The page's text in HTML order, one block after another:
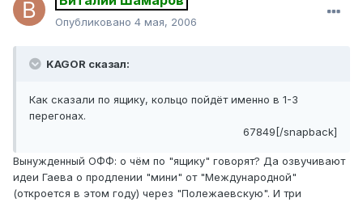
Опубликовано 4 мая, 2006
KAGOR сказал:
Как сказали по ящику, кольцо пойдёт именно в 1-3
перегонах.
67849[/snapback]
Вынужденный ОФФ: о чём по "ящику" говорят? Да озвучивают
идеи Гаева о продлении "мини" от "Международной"
(откроется в этом году) через "Полежаевскую". И три